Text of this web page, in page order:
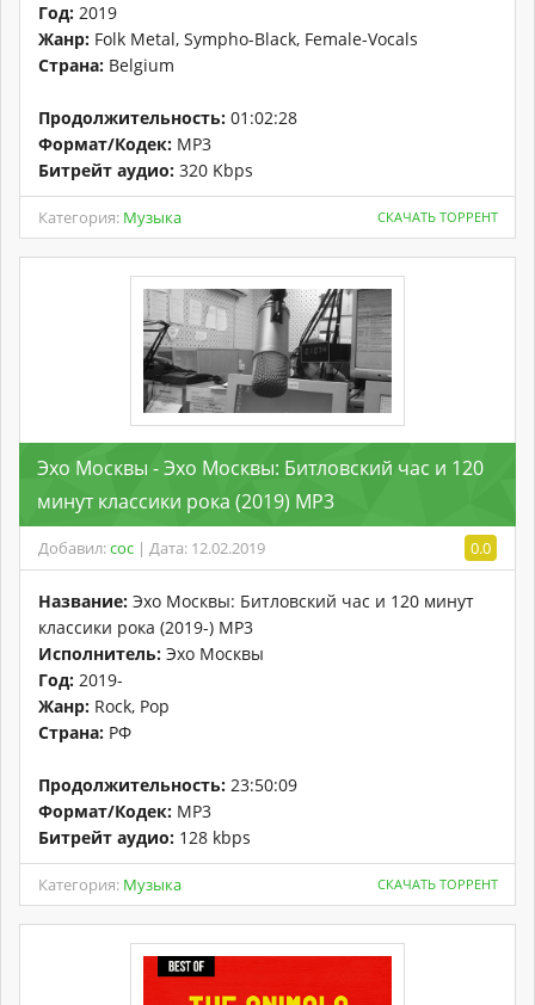
Год: 2019
Жанр: Folk Metal, Sympho-Black, Female-Vocals
Страна: Belgium
Продолжительность: 01:02:28
Формат/Кодек: MP3
Битрейт аудио: 320 Kbps
Категория: Музыка СКАЧАТЬ ТОРРЕНТ
Эхо Москвы - Эхо Москвы: Битловский час и 120
минут классики рока (2019) MP3
Добавил:coc | Дата: 12.02.2019 0.0
Название: Эхо Москвы: Битловский час и 120 минут
классики рока (2019-) MP3
Исполнитель: Эхо Москвы
Год: 2019-
Жанр: Rock, Pop
Страна: РФ
Продолжительность: 23:50:09
Формат/Кодек: MP3
Битрейт аудио: 128 kbps
Категория: Музыка СКАЧАТЬ ТОРРЕНТ